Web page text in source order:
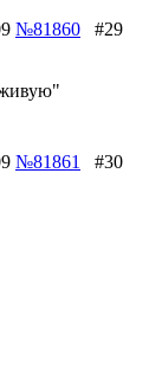
№81860
#29
№81861
#30